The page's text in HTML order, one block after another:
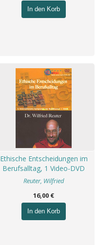
In den Korb
Ethische Entscheidungen im
Berufsalltag, 1 Video-DVD
Reuter, Wilfried
16,00 €
In den Korb